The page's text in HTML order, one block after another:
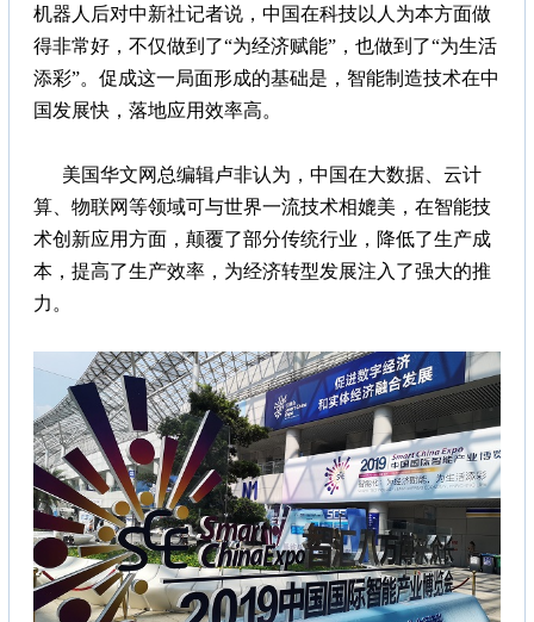
机器人后对中新社记者说，中国在科技以人为本方面做
得非常好，不仅做到了“为经济赋能”，也做到了“为生活
添彩”。促成这一局面形成的基础是，智能制造技术在中
国发展快，落地应用效率高。
美国华文网总编辑卢非认为，中国在大数据、云计
算、物联网等领域可与世界一流技术相媲美，在智能技
术创新应用方面，颠覆了部分传统行业，降低了生产成
本，提高了生产效率，为经济转型发展注入了强大的推
力。